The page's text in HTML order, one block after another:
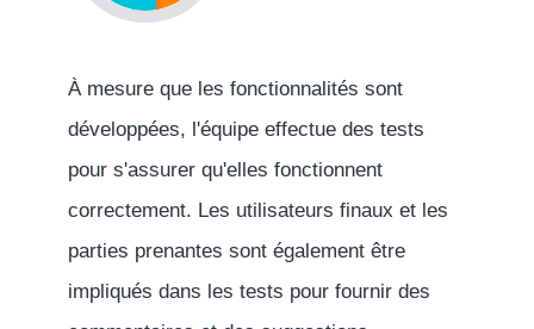
À mesure que les fonctionnalités sont
développées, l'équipe effectue des tests
pour s'assurer qu'elles fonctionnent
correctement. Les utilisateurs finaux et les
parties prenantes sont également être
impliqués dans les tests pour fournir des